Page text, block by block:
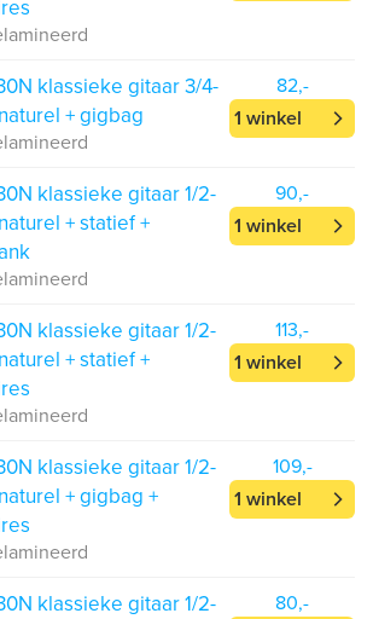
klassieke gitaar 3/4-
+ gigbag
82,-
1 winkel
klassieke gitaar 1/2-
+ statief +
90,-
1 winkel
klassieke gitaar 1/2-
+ statief +
113,-
1 winkel
klassieke gitaar 1/2-
+ gigbag +
109,-
1 winkel
klassieke gitaar 1/2-
80,-